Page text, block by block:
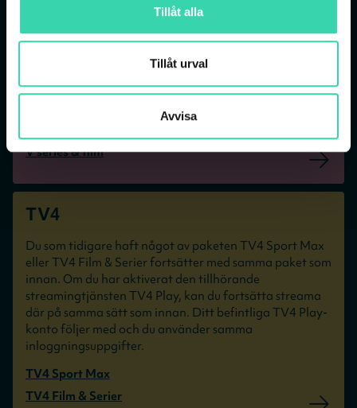
Tillåt alla
Tillåt urval
Avvisa
som innan. Om du har aktiverat den tillhörande
streamingtjänsten Viaplay, kan du fortsätta streama
där på samma sätt som innan. Ditt befintliga Viaplay-
konto följer med och du använder samma
V series & film
TV4
Du som tidigare haft något av paketen TV4 Sport Max
eller TV4 Film & Serier fortsätter med samma paket som
innan. Om du har aktiverat den tillhörande
streamingtjänsten TV4 Play, kan du fortsätta streama
där på samma sätt som innan. Ditt befintliga TV4 Play-
konto följer med och du använder samma
inloggningsuppgifter.
TV4 Sport Max
TV4 Film & Serier